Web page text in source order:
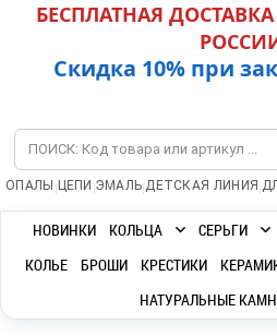
БЕСПЛАТНАЯ
Скидка 10% при
ОПАЛЫ | ЦЕПИ |ЭМАЛЬ|ДЕТСКАЯ ЛИНИЯ |
НОВИНКИ КОЛЬЦА СЕРЬГИ
КОЛЬЕ
БРОШИ КРЕСТИКИ
НАТУРАЛЬНЫЕ